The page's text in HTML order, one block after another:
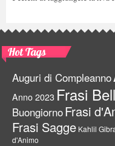
Hot Tags
Auguri di Compleanno
Anno 2023 Frasi
BuongiornoFrasi
Frasi Sagge Kahlil
d'Animo